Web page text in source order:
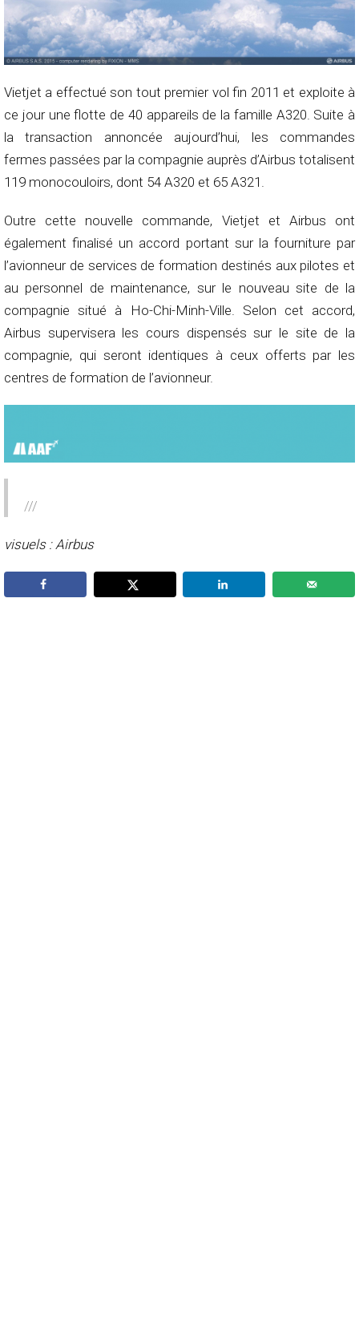
Vietjet a effectué son tout premier vol fin 2011 et exploite à
ce jour une flotte de 40 appareils de la famille A320. Suite à
la transaction annoncée aujourd’hui, les commandes
fermes passées par la compagnie auprès d’Airbus totalisent
119 monocouloirs, dont 54 A320 et 65 A321.
Outre cette nouvelle commande, Vietjet et Airbus ont
également finalisé un accord portant sur la fourniture par
l’avionneur de services de formation destinés aux pilotes et
au personnel de maintenance, sur le nouveau site de la
compagnie situé à Ho-Chi-Minh-Ville. Selon cet accord,
Airbus supervisera les cours dispensés sur le site de la
compagnie, qui seront identiques à ceux offerts par les
centres de formation de l’avionneur.
///
visuels : Airbus